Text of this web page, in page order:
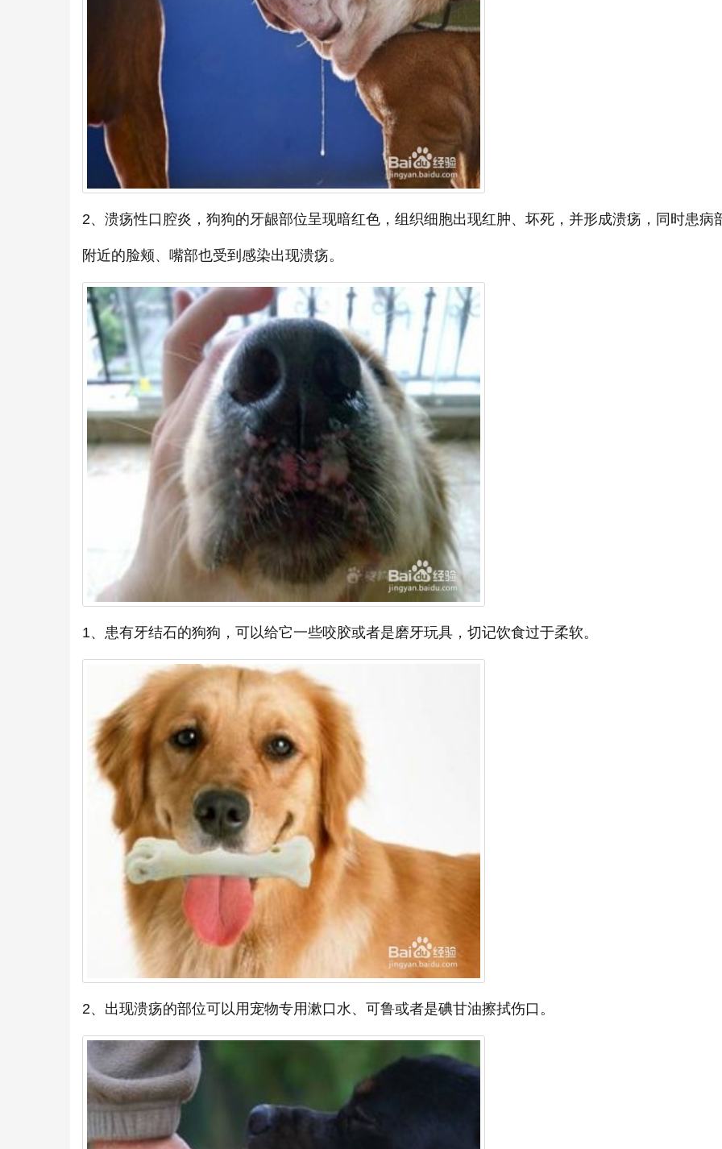
2、溃疡性口腔炎，狗狗的牙龈部位呈现暗红色，组织细胞出现红肿、坏死，并形成溃疡，同时患病
附近的脸颊、嘴部也受到感染出现溃疡。
1、患有牙结石的狗狗，可以给它一些咬胶或者是磨牙玩具，切记饮食过于柔软。
2、出现溃疡的部位可以用宠物专用漱口水、可鲁或者是碘甘油擦拭伤口。